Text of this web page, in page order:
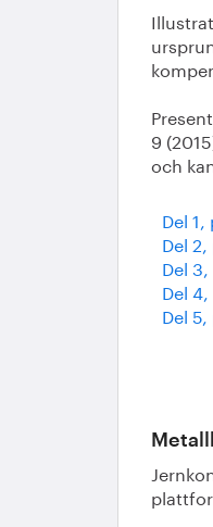
9
och
Del
Del
Del
Del
Del